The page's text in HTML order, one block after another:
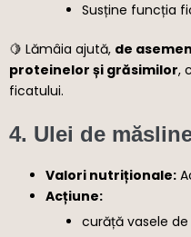
Susține funcția
🍋 Lămâia ajută, de
proteinelor și grăsimilor,
ficatului.
4. Ulei de
Valori nutriționale:
Acțiune:
curăță vasele